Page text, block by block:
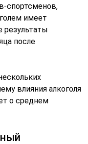
спортсменов,
имеет
после
влияния алкоголя
о среднем